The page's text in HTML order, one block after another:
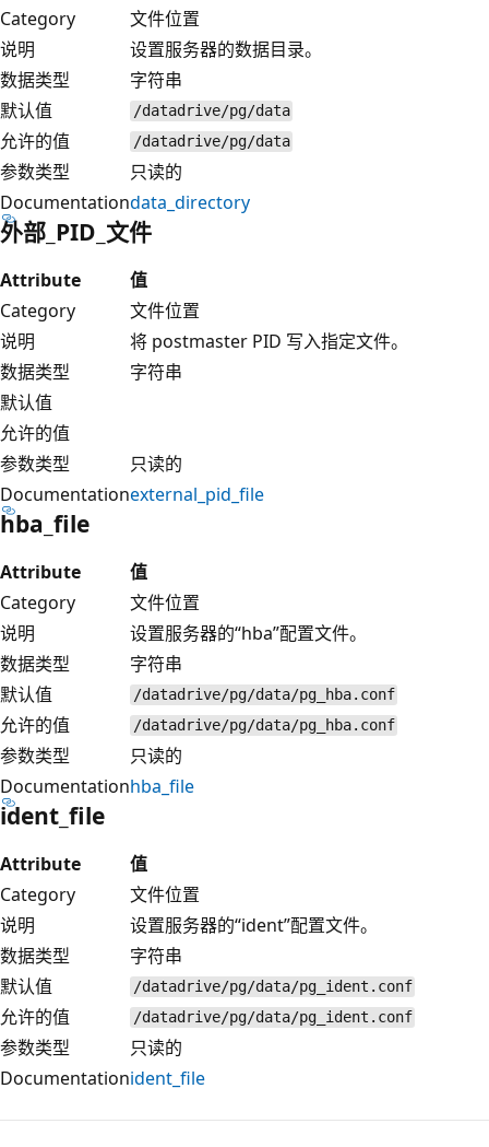
Category
文件位置
说明
设置服务器的数据目录。
数据类型
字符串
默认值
/datadrive/pg/data
允许的值 /datadrive/pg/data
参数类型
只读的
Documentationdata_directory
外部_PID_文件
Attribute
值
Category
文件位置
说明
将 postmaster PID 写入指定文件。
数据类型
字符串
默认值
允许的值
参数类型
只读的
Documentationexternal_pid_file
hba_file
Attribute
值
Category
文件位置
说明
设置服务器的“hba”配置文件。
数据类型
字符串
默认值
/datadrive/pg/data/pg_hba.conf
允许的值 /datadrive/pg/data/pg_hba.conf
参数类型
只读的
Documentationhba_file
ident_file
Attribute
值
Category
文件位置
说明
设置服务器的“ident”配置文件。
数据类型
字符串
默认值
/datadrive/pg/data/pg_ident.conf
允许的值 /datadrive/pg/data/pg_ident.conf
参数类型
只读的
Documentationident_file